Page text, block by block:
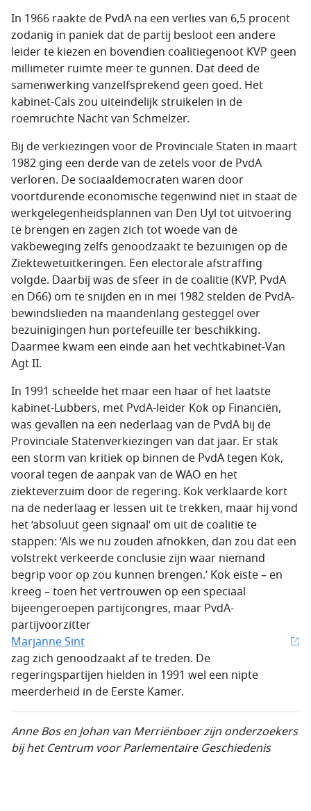
In 1966 raakte de PvdA na een verlies van 6,5 procent
zodanig in paniek dat de partij besloot een andere
leider te kiezen en bovendien coalitiegenoot KVP geen
millimeter ruimte meer te gunnen. Dat deed de
samenwerking vanzelfsprekend geen goed. Het
kabinet-Cals zou uiteindelijk struikelen in de
roemruchte Nacht van Schmelzer.
Bij de verkiezingen voor de Provinciale Staten in maart
1982 ging een derde van de zetels voor de PvdA
verloren. De sociaaldemocraten waren door
voortdurende economische tegenwind niet in staat de
werkgelegenheidsplannen van Den Uyl tot uitvoering
te brengen en zagen zich tot woede van de
vakbeweging zelfs genoodzaakt te bezuinigen op de
Ziektewetuitkeringen. Een electorale afstraffing
volgde. Daarbij was de sfeer in de coalitie (KVP, PvdA
en D66) om te snijden en in mei 1982 stelden de PvdA-
bewindslieden na maandenlang gesteggel over
bezuinigingen hun portefeuille ter beschikking.
Daarmee kwam een einde aan het vechtkabinet-Van
Agt II.
In 1991 scheelde het maar een haar of het laatste
kabinet-Lubbers, met PvdA-leider Kok op Financiën,
was gevallen na een nederlaag van de PvdA bij de
Provinciale Statenverkiezingen van dat jaar. Er stak
een storm van kritiek op binnen de PvdA tegen Kok,
vooral tegen de aanpak van de WAO en het
ziekteverzuim door de regering. Kok verklaarde kort
na de nederlaag er lessen uit te trekken, maar hij vond
het ‘absoluut geen signaal’ om uit de coalitie te
stappen: ‘Als we nu zouden afnokken, dan zou dat een
volstrekt verkeerde conclusie zijn waar niemand
begrip voor op zou kunnen brengen.’ Kok eiste – en
kreeg – toen het vertrouwen op een speciaal
bijeengeroepen partijcongres, maar PvdA-
partijvoorzitter
Marjanne Sint
zag zich genoodzaakt af te treden. De
regeringspartijen hielden in 1991 wel een nipte
meerderheid in de Eerste Kamer.
Anne Bos en Johan van Merriënboer zijn onderzoekers
bij het Centrum voor Parlementaire Geschiedenis